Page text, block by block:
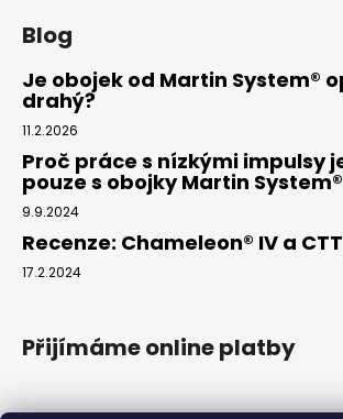
Blog
Je obojek od Martin System®
drahý?
11.2.2026
Proč práce s nízkými impulsy
pouze s obojky Martin
9.9.2024
Recenze: Chameleon® IV a
17.2.2024
Přijímáme online platby